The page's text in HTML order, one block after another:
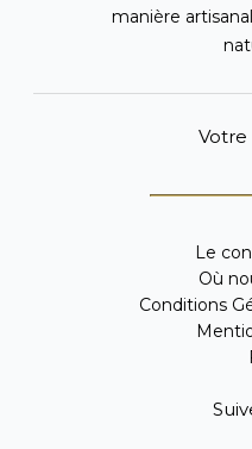
manière
Le
Où
Conditions